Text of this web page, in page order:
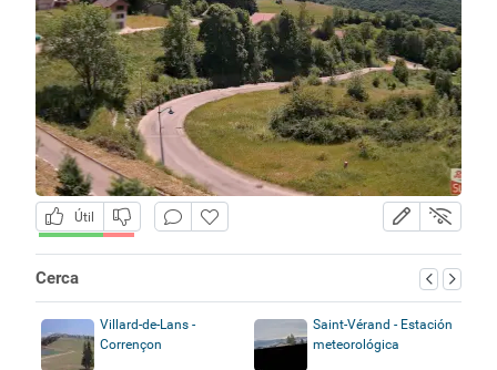
Útil
Cerca
Villard-de-Lans -
Corrençon
Saint-Vérand - Estación
meteorológica